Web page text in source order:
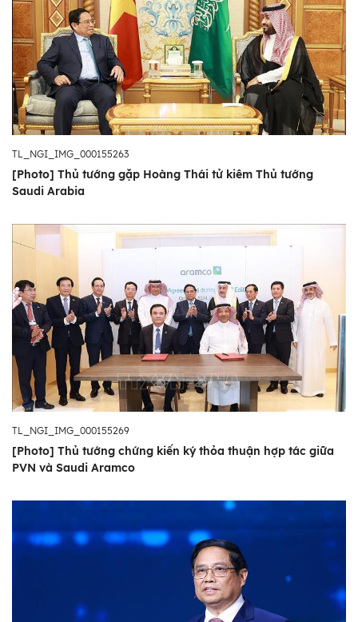
TL_NGI_IMG_000155263
[Photo] Thủ tướng gặp Hoàng Thái tử kiêm Thủ tướng
Saudi Arabia
TL_NGI_IMG_000155269
[Photo] Thủ tướng chứng kiến ký thỏa thuận hợp tác giữa
PVN và Saudi Aramco